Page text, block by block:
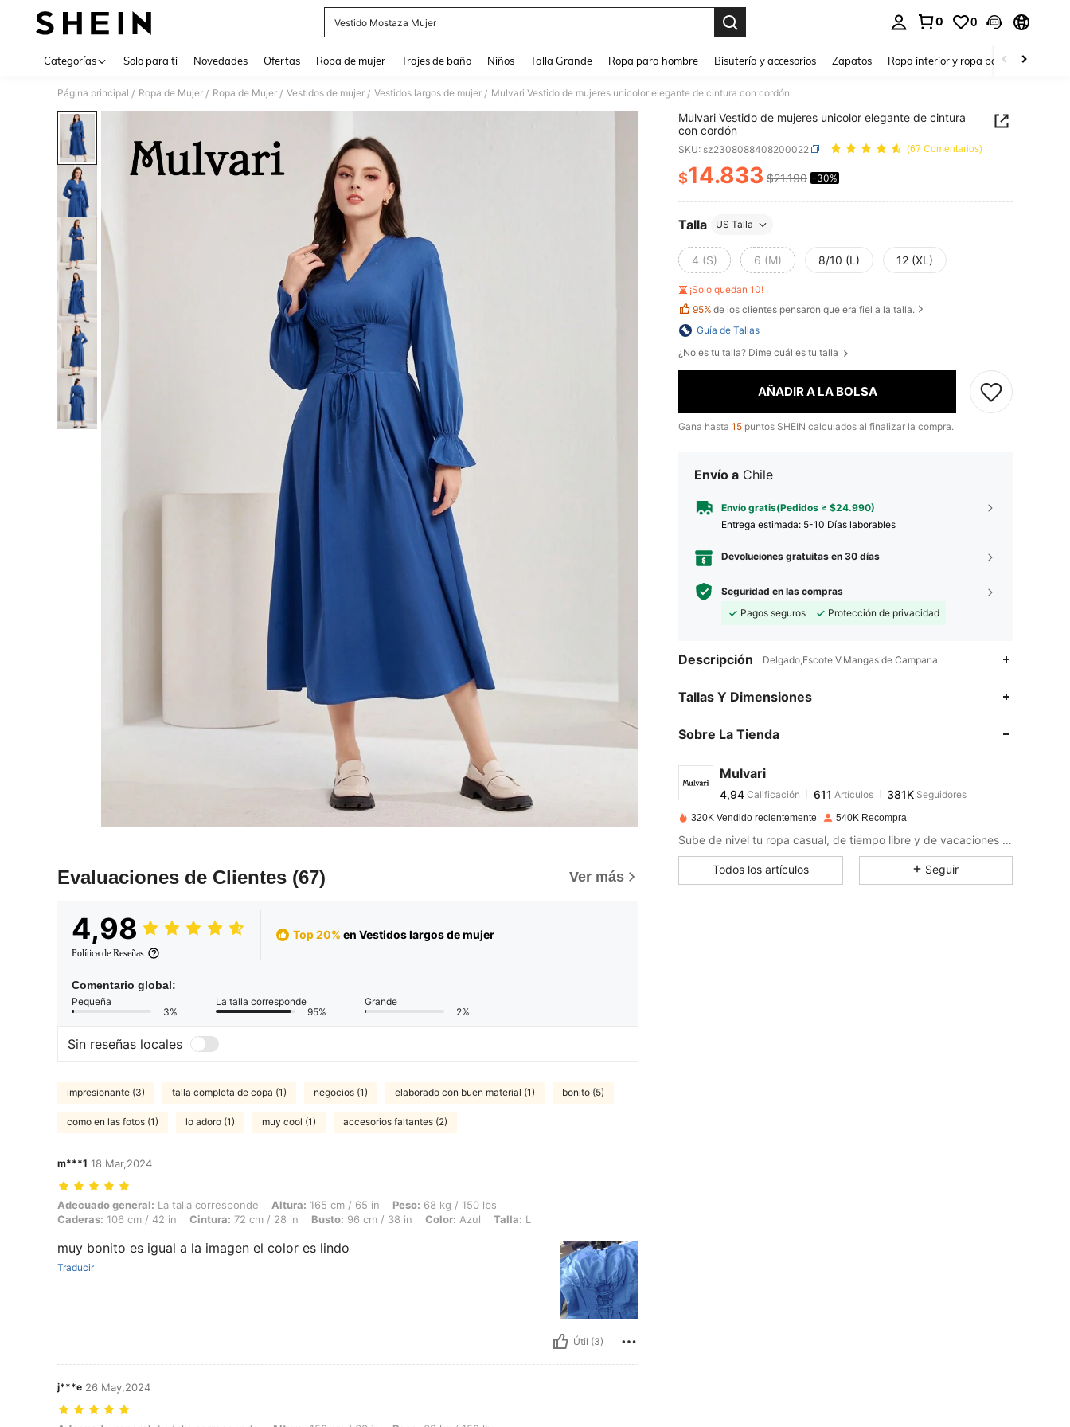
Vestido Mostaza Mujer
0 0
Categorías Solo para ti Novedades Ofertas Ropa de mujer Trajes de baño Niños Talla Grande Ropa para hombre Bisutería y accesorios Zapatos Ropa interior y ropa para dormir
Página principal / Ropa de Mujer / Ropa de Mujer / Vestidos de mujer / Vestidos largos de mujer / Mulvari Vestido de mujeres unicolor elegante de cintura con cordón
Evaluaciones de Clientes (67) Ver más
4,98
Política de Reseñas
Top 20% en Vestidos largos de mujer
Comentario global:
Pequeña
3%
La talla corresponde
95%
Grande
2%
Sin reseñas locales
impresionante (3) talla completa de copa (1) negocios (1) elaborado con buen material (1) bonito (5)
como en las fotos (1) lo adoro (1) muy cool (1) accesorios faltantes (2)
m***1 18 Mar,2024
Adecuado general: La talla corresponde, Altura: 165 cm / 65 in, Peso: 68 kg / 150 lbs, Caderas: 106 cm / 42 in, Cintura: 72 cm / 28 in, Busto: 96 cm / 38 in, Color: Azul, Talla: L
Adecuado general: La talla corresponde Altura: 165 cm / 65 in Peso: 68 kg / 150 lbs
Caderas: 106 cm / 42 in Cintura: 72 cm / 28 in Busto: 96 cm / 38 in Color: Azul Talla: L
muy bonito es igual a la imagen el color es lindo
Traducir
Útil (3)
j***e 26 May,2024
Mulvari Vestido de mujeres unicolor elegante de cintura
con cordón
SKU: sz2308088408200022 (67 Comentarios)
PRICE AND AVAILABILITY
$14.833 $21.190 -30%
Talla US Talla
4 (S) 6 (M) 8/10 (L) 12 (XL)
¡Solo quedan 10!
95% de los clientes pensaron que era fiel a la talla.
Guía de Tallas
¿No es tu talla? Dime cuál es tu talla
AÑADIR A LA BOLSA
Gana hasta 15 puntos SHEIN calculados al finalizar la compra.
Envío a Chile
Envío gratis(Pedidos ≥ $24.990)
Entrega estimada: 5-10 Días laborables
Devoluciones gratuitas en 30 días
Seguridad en las compras
Pagos seguros
Protección de privacidad
Descripción Delgado,Escote V,Mangas de Campana
Tallas Y Dimensiones
Sobre La Tienda
Mulvari
4,94
4,94 Calificación
s***gpagó Hace 1 día
4,94
320K Vendido recientemente 540K Recompra
Sube de nivel tu ropa casual, de tiempo libre y de vacaciones con esta colección versátil y cómoda.
Todos los artículos Seguir